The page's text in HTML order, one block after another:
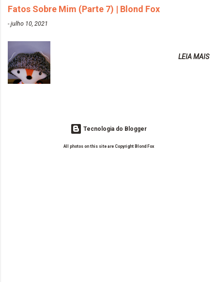
Ozzy Lilac
em meu cabelo, pois, sempre jogava tinta em cima
embora... O que tem de melhor em ser Blogueira? Ver o seu trabalho
sendo reconhecido. Aonde deseja chegar com o seu Blog? Muito
além daquilo que imagino. Seu blog pra você é profissional ou passa-
tempo? Vejo como sendo profissional. Me empenho muito fazendo
tudo para ele. Quais blogs acompanha, e quais indica? Eu acompanho
o Drilly Design e comecei a ler as postagens do antigo blog da Sweet
Carol "Magic Days". Tem sido fácil o convívio com seguidoras e
leitoras? Claro. Seu blog já esta como quer, ou ainda ...
Fatos Sobre Mim (Parte 7) | Blond Fox
-julho 10, 2021
LEIA MAIS
Tecnologia do Blogger
All photos on this site are Copyright Blond Fox